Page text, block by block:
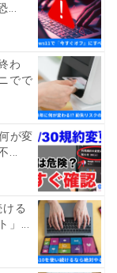
わ
でで
が変
...
る
」...